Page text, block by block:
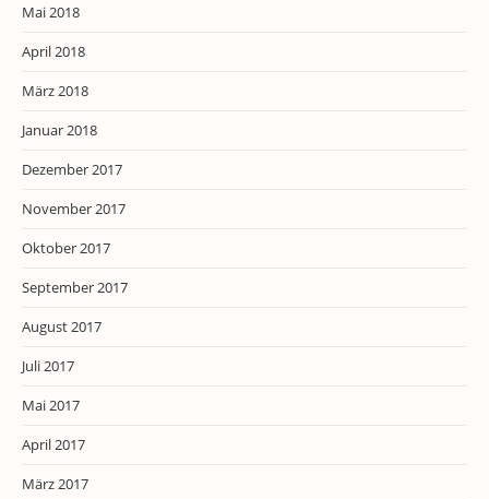
Mai 2018
April 2018
März 2018
Januar 2018
Dezember 2017
November 2017
Oktober 2017
September 2017
August 2017
Juli 2017
Mai 2017
April 2017
März 2017